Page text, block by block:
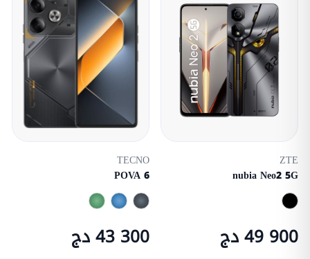
ZTE
nubia Neo2 5G
49 900 دج
TECNO
POVA 6
43 300 دج